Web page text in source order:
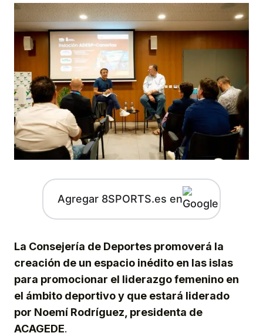
Agregar 8SPORTS.es en
La Consejería de Deportes promoverá la
creación de un espacio inédito en las islas
para promocionar el liderazgo femenino en
el ámbito deportivo y que estará liderado
por Noemí Rodríguez, presidenta de
ACAGEDE.